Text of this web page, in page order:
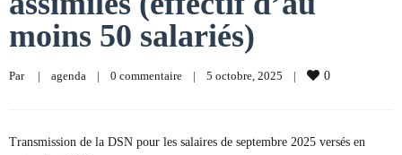
moins 50 salariés)
Par | agenda | 0 commentaire | 5 octobre, 2025 | 0
Transmission de la DSN pour les salaires de septembre 2025 versés en